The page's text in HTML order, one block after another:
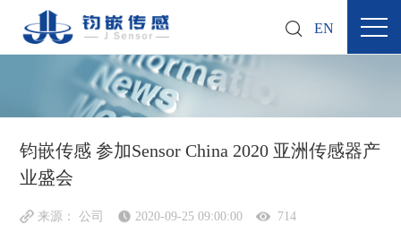
EN
钧嵌传感 参加Sensor China 2020 亚洲传感器产
业盛会
来源： 公司 2020-09-25 09:00:00 714